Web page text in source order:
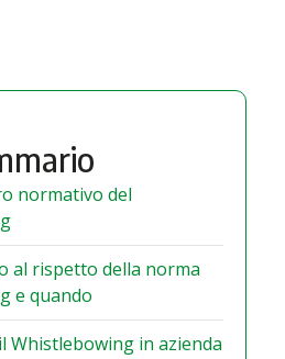
normativo del
al rispetto della norma
e quando
Whistlebowing in azienda